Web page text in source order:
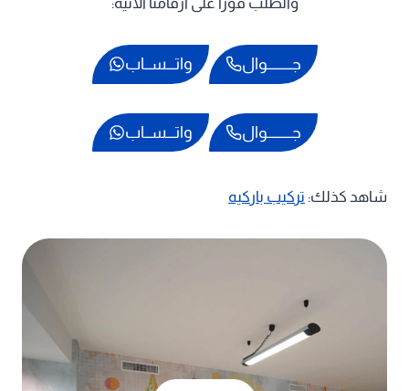
جـــــــــوال واتـــســاب
جـــــــــوال واتـــســاب
شاهد كذلك: تركيب باركيه